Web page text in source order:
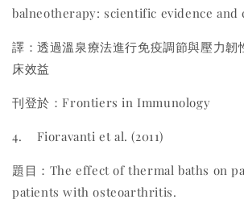
balneotherapy: scientific evidence and
譯：透過溫泉療法進行免疫調節與壓力韌
床效益
刊登於：Frontiers in Immunology
4. Fioravanti et al. (2011)
題目：The effect of thermal baths on
patients with osteoarthritis.